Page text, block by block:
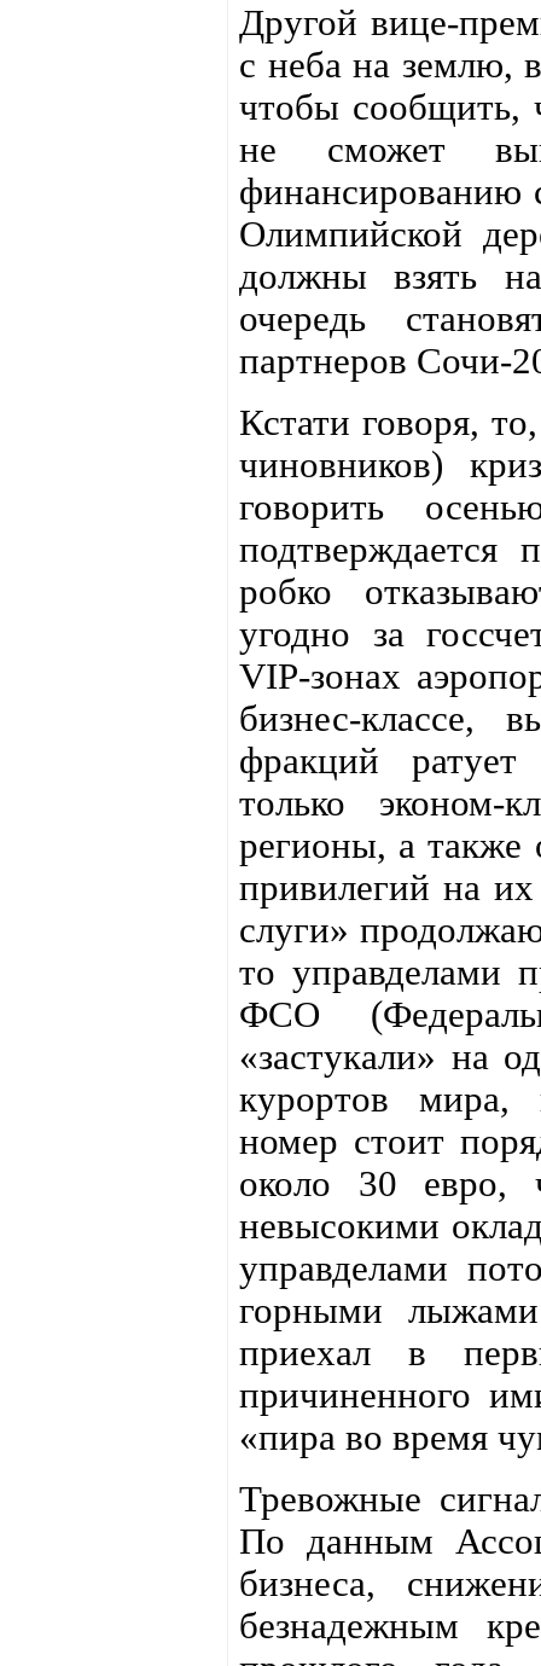
Другой вице-
с неба на землю,
чтобы сообщить,
не сможет
финансированию
Олимпийской
должны взять
очередь
партнеров Сочи-
Кстати говоря,
чиновников)
говорить
подтверждается
робко
угодно за
VIP-зонах
бизнес-классе,
фракций ратует
только
регионы, а также
привилегий на
слуги»
то управделами
ФСО
«застукали» на
курортов мира,
номер стоит
около 30 евро,
невысокими
управделами
горными
приехал в
причиненного
«пира во время
Тревожные
По данным
бизнеса,
безнадежным